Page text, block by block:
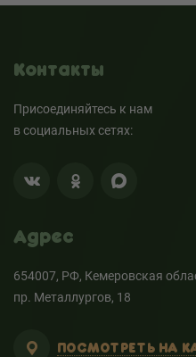
Контакты
Присоединяйтесь к нам
в социальных сетях:
Адрес
654007, РФ, Кемеровская
пр. Металлургов, 18
ПОСМОТРЕТЬ НА